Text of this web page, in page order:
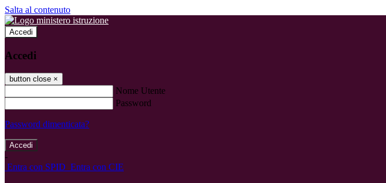
Salta al contenuto
Accedi
Accedi
button close ×
Nome Utente
Password
Password dimenticata?
-
Entra con SPID Entra con CIE